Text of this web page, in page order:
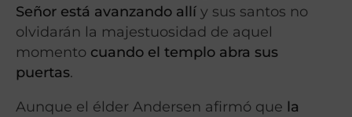
Señor está avanzando allí y sus santos no
olvidarán la majestuosidad de aquel
momento cuando el templo abra sus
puertas.
Aunque el élder Andersen afirmó que la